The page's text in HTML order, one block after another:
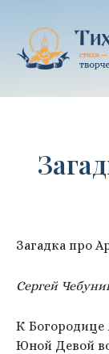
содержимому
Загадка про
Сергей
К Богородице
Юной Девой